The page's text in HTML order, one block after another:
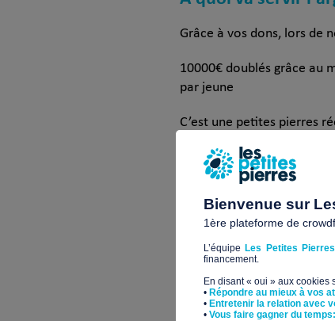
Grâce à vos dons, lors de
10000€ doublés grâce au
par jeune
C’est une petites pierres
N’hésitez pas, contribuez
Bienvenue sur
1ère plateforme de
L’équipeLes Petites Pierres
financement.
En disant « oui » aux cookies
• Répondre au mieux à vos
• Entretenir la relation avec
​• Vous faire gagner du temps: